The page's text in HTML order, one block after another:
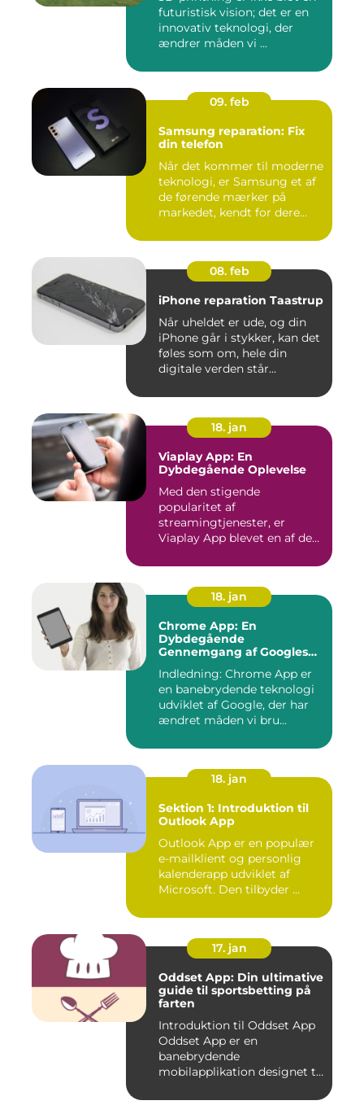
futuristisk vision; det er en
innovativ teknologi, der
ændrer måden vi ...
09. feb
Samsung reparation: Fix
din telefon
Når det kommer til moderne
teknologi, er Samsung et af
de førende mærker på
markedet, kendt for dere...
08. feb
iPhone reparation Taastrup
Når uheldet er ude, og din
iPhone går i stykker, kan det
føles som om, hele din
digitale verden står...
18. jan
Viaplay App: En
Dybdegående Oplevelse
Med den stigende
popularitet af
streamingtjenester, er
Viaplay App blevet en af de
18. jan
Chrome App: En
Dybdegående
Gennemgang af Googles
applikationer
Indledning: Chrome App er
en banebrydende teknologi
udviklet af Google, der har
ændret måden vi bru...
18. jan
Sektion 1: Introduktion til
Outlook App
Outlook App er en populær
e-mailklient og personlig
kalenderapp udviklet af
Microsoft. Den tilbyder ...
17. jan
Oddset App: Din ultimative
guide til sportsbetting på
farten
Introduktion til Oddset App
Oddset App er en
banebrydende
mobilapplikation designet til